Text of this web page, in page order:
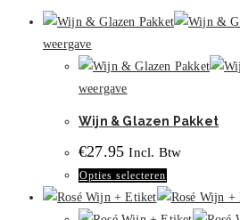
worden
de
meerdere
gekozen
op
de
productpagina
weergave
weergave
Wijn & Glazen Pakket
€27.95 Incl. Btw
Opties selecteren
product